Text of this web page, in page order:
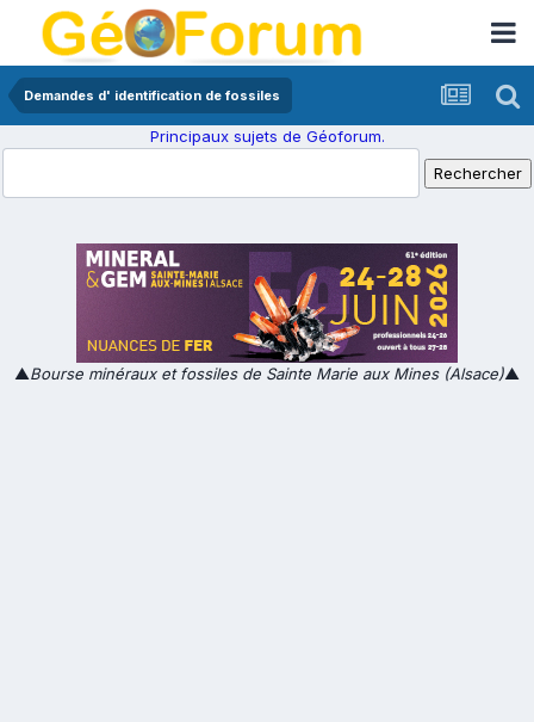
Demandes d' identification de fossiles
Principaux sujets de Géoforum.
▲Bourse minéraux et fossiles de Sainte Marie aux Mines (Alsace)▲